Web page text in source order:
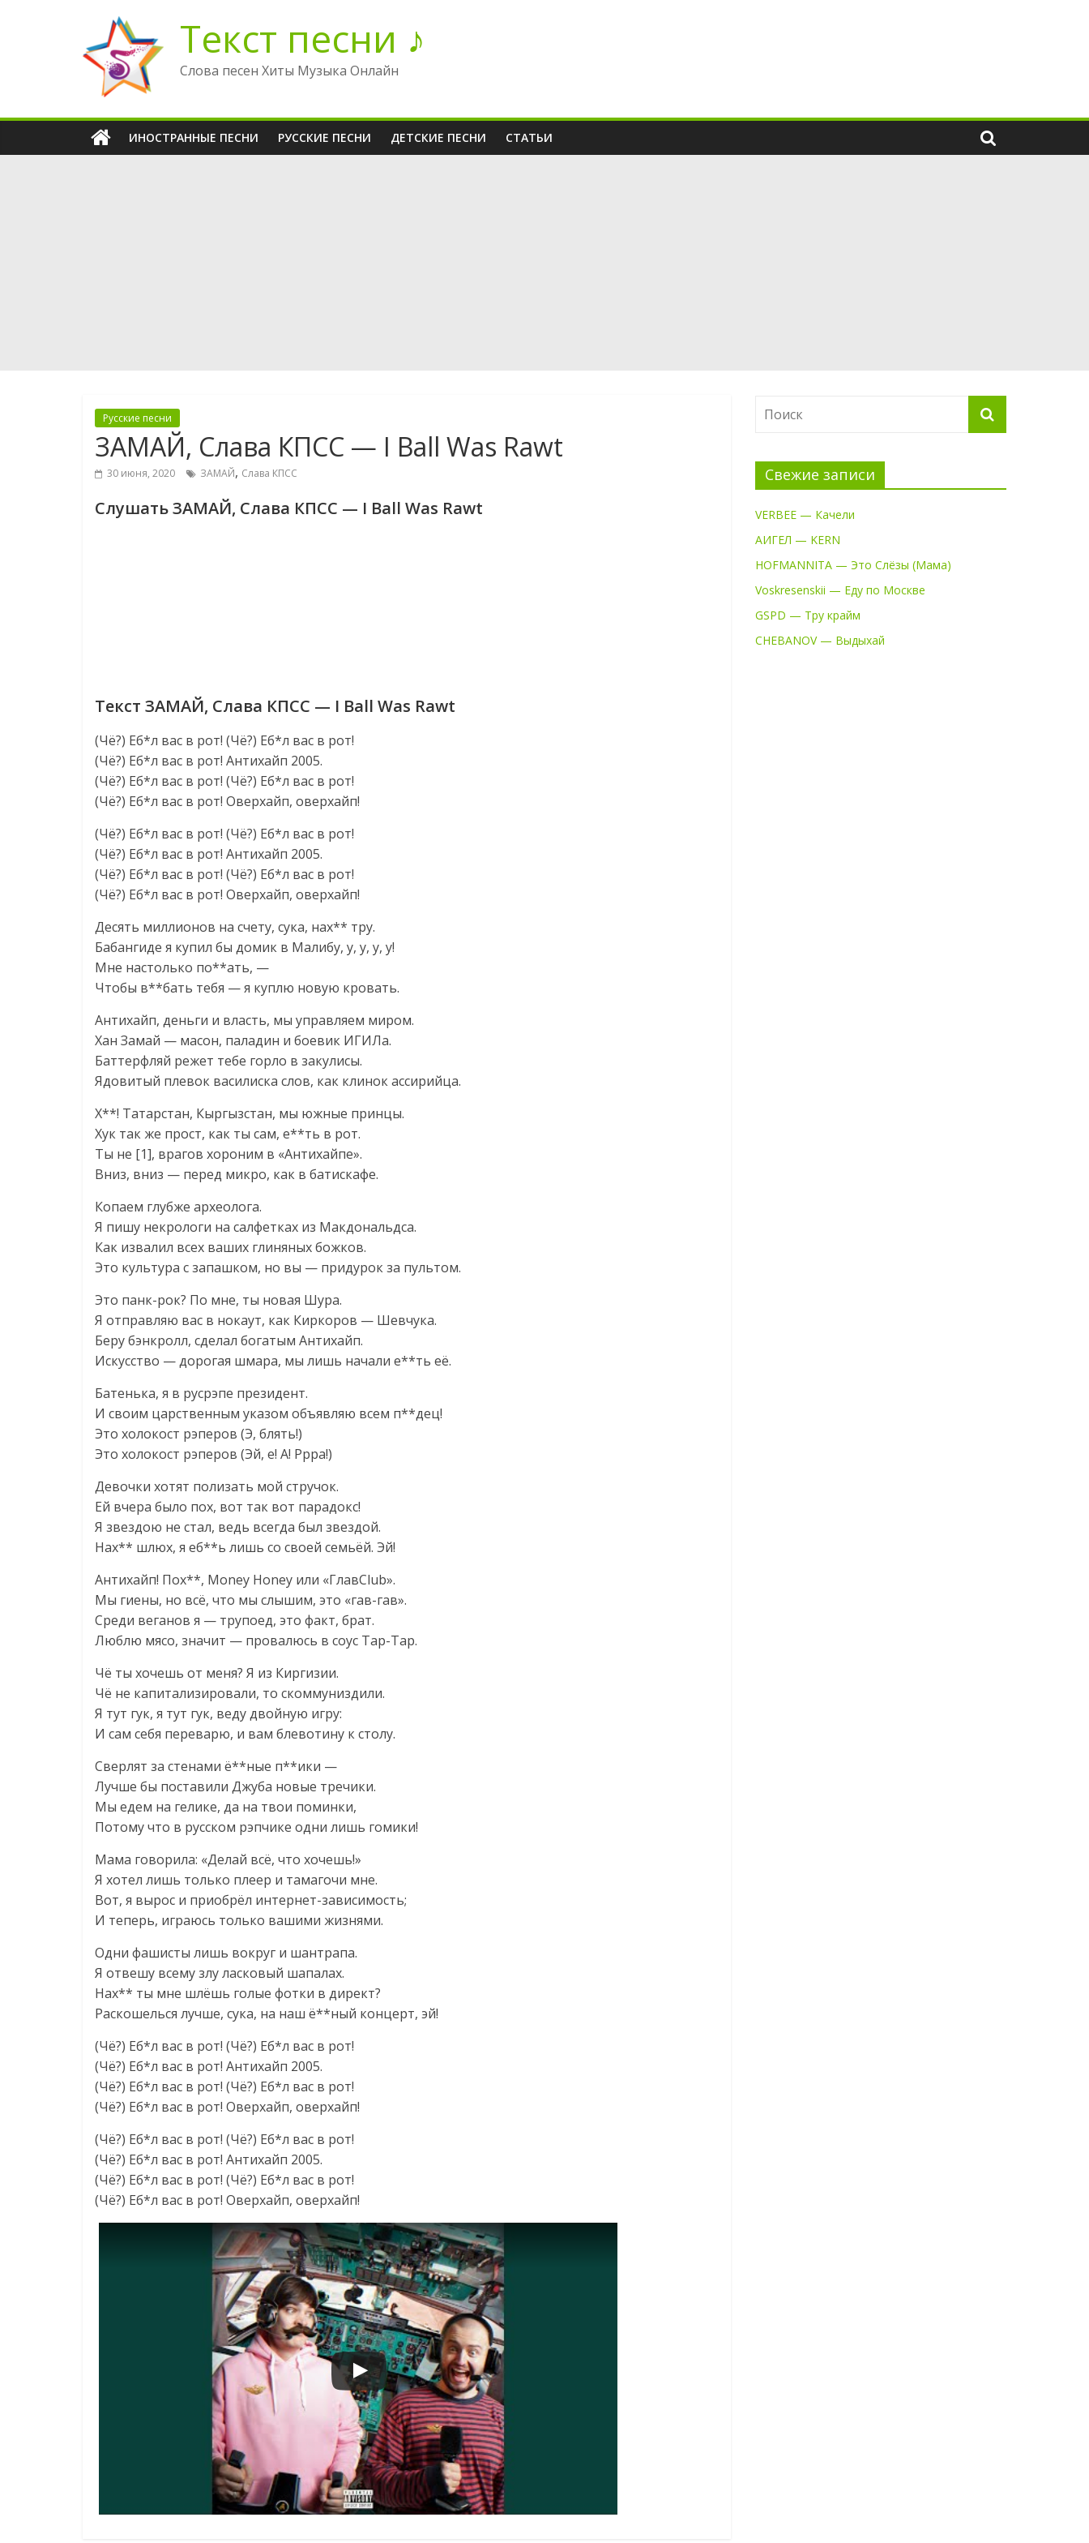
содержимому
Текст песни ♪
Слова песен Хиты Музыка Онлайн
ИНОСТРАННЫЕ ПЕСНИ РУССКИЕ ПЕСНИ ДЕТСКИЕ ПЕСНИ СТАТЬИ
Русские песни
ЗАМАЙ, Слава КПСС — I Ball Was Rawt
30 июня, 2020 ЗАМАЙ, Слава КПСС
Слушать ЗАМАЙ, Слава КПСС — I Ball Was Rawt
Текст ЗАМАЙ, Слава КПСС — I Ball Was Rawt
(Чё?) Еб*л вас в рот! (Чё?) Еб*л вас в рот!
(Чё?) Еб*л вас в рот! Антихайп 2005.
(Чё?) Еб*л вас в рот! (Чё?) Еб*л вас в рот!
(Чё?) Еб*л вас в рот! Оверхайп, оверхайп!
(Чё?) Еб*л вас в рот! (Чё?) Еб*л вас в рот!
(Чё?) Еб*л вас в рот! Антихайп 2005.
(Чё?) Еб*л вас в рот! (Чё?) Еб*л вас в рот!
(Чё?) Еб*л вас в рот! Оверхайп, оверхайп!
Десять миллионов на счету, сука, нах** тру.
Бабангиде я купил бы домик в Малибу, у, у, у, у!
Мне настолько по**ать, —
Чтобы в**бать тебя — я куплю новую кровать.
Антихайп, деньги и власть, мы управляем миром.
Хан Замай — масон, паладин и боевик ИГИЛа.
Баттерфляй режет тебе горло в закулисы.
Ядовитый плевок василиска слов, как клинок ассирийца.
Х**! Татарстан, Кыргызстан, мы южные принцы.
Хук так же прост, как ты сам, е**ть в рот.
Ты не [1], врагов хороним в «Антихайпе».
Вниз, вниз — перед микро, как в батискафе.
Копаем глубже археолога.
Я пишу некрологи на салфетках из Макдональдса.
Как извалил всех ваших глиняных божков.
Это культура с запашком, но вы — придурок за пультом.
Это панк-рок? По мне, ты новая Шура.
Я отправляю вас в нокаут, как Киркоров — Шевчука.
Беру бэнкролл, сделал богатым Антихайп.
Искусство — дорогая шмара, мы лишь начали е**ть её.
Батенька, я в русрэпе президент.
И своим царственным указом объявляю всем п**дец!
Это холокост рэперов (Э, блять!)
Это холокост рэперов (Эй, е! А! Ррра!)
Девочки хотят полизать мой стручок.
Ей вчера было пох, вот так вот парадокс!
Я звездою не стал, ведь всегда был звездой.
Нах** шлюх, я еб**ь лишь со своей семьёй. Эй!
Антихайп! Пох**, Money Honey или «ГлавClub».
Мы гиены, но всё, что мы слышим, это «гав-гав».
Среди веганов я — трупоед, это факт, брат.
Люблю мясо, значит — провалюсь в соус Тар-Тар.
Чё ты хочешь от меня? Я из Киргизии.
Чё не капитализировали, то скоммуниздили.
Я тут гук, я тут гук, веду двойную игру:
И сам себя переварю, и вам блевотину к столу.
Сверлят за стенами ё**ные п**ики —
Лучше бы поставили Джуба новые тречики.
Мы едем на гелике, да на твои поминки,
Потому что в русском рэпчике одни лишь гомики!
Мама говорила: «Делай всё, что хочешь!»
Я хотел лишь только плеер и тамагочи мне.
Вот, я вырос и приобрёл интернет-зависимость;
И теперь, играюсь только вашими жизнями.
Одни фашисты лишь вокруг и шантрапа.
Я отвешу всему злу ласковый шапалах.
Нах** ты мне шлёшь голые фотки в директ?
Раскошелься лучше, сука, на наш ё**ный концерт, эй!
(Чё?) Еб*л вас в рот! (Чё?) Еб*л вас в рот!
(Чё?) Еб*л вас в рот! Антихайп 2005.
(Чё?) Еб*л вас в рот! (Чё?) Еб*л вас в рот!
(Чё?) Еб*л вас в рот! Оверхайп, оверхайп!
(Чё?) Еб*л вас в рот! (Чё?) Еб*л вас в рот!
(Чё?) Еб*л вас в рот! Антихайп 2005.
(Чё?) Еб*л вас в рот! (Чё?) Еб*л вас в рот!
(Чё?) Еб*л вас в рот! Оверхайп, оверхайп!
Свежие записи
VERBEE — Качели
АИГЕЛ — KERN
HOFMANNITA — Это Слёзы (Мама)
Voskresenskii — Еду по Москве
GSPD — Тру крайм
CHEBANOV — Выдыхай